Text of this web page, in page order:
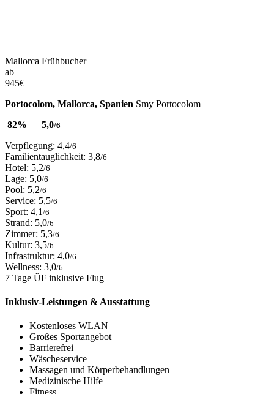
Mallorca Frühbucher
ab
945€
Portocolom, Mallorca, Spanien Smy Portocolom
82%
5,0/6
Verpflegung: 4,4/6
Familientauglichkeit: 3,8/6
Hotel: 5,2/6
Lage: 5,0/6
Pool: 5,2/6
Service: 5,5/6
Sport: 4,1 /6
Strand: 5,0/6
Zimmer: 5,3/6
Kultur: 3,5/6
Infrastruktur: 4,0/6
Wellness: 3,0/6
7 Tage ÜF inklusive Flug
Inklusiv-Leistungen & Ausstattung
Kostenloses WLAN
Großes Sportangebot
Barrierefrei
Wäscheservice
Massagen und Körperbehandlungen
Medizinische Hilfe